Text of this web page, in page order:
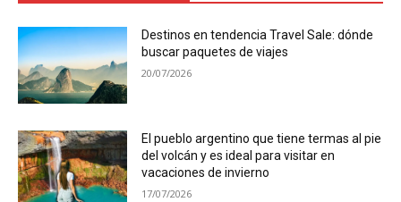
Destinos en tendencia Travel Sale: dónde
buscar paquetes de viajes
20/07/2026
El pueblo argentino que tiene termas al pie
del volcán y es ideal para visitar en
vacaciones de invierno
17/07/2026